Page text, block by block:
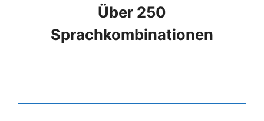
Über 250
Sprachkombinationen